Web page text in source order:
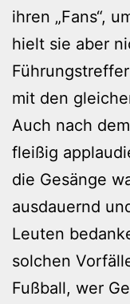
ihren „Fans“,
hielt sie aber
mit den
Auch nach
fleißig
die Gesänge
ausdauernd
Leuten
solchen
Fußball, wer